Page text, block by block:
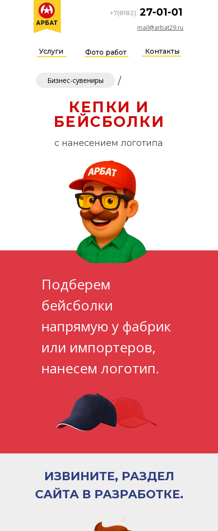
Услуги Фото работ Контакты
mail@arbat29.ru
27-01-01
+7(8182)
/
Бизнес-сувениры
КЕПКИ И
БЕЙСБОЛКИ
с нанесением логотипа
Подберем
бейсболки
напрямую у фабрик
или импортеров,
нанесем логотип.
ИЗВИНИТЕ, РАЗДЕЛ
САЙТА В РАЗРАБОТКЕ.